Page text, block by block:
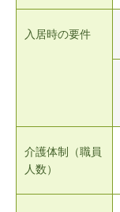
入居時の要件
介護体制（職員
人数）